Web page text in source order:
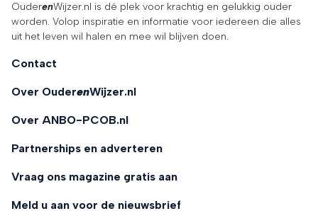
OuderenWijzer.nl is dé plek voor krachtig en gelukkig ouder
worden. Volop inspiratie en informatie voor iedereen die alles
uit het leven wil halen en mee wil blijven doen.
Contact
Over OuderenWijzer.nl
Over ANBO-PCOB.nl
Partnerships en adverteren
Vraag ons magazine gratis aan
Meld u aan voor de nieuwsbrief